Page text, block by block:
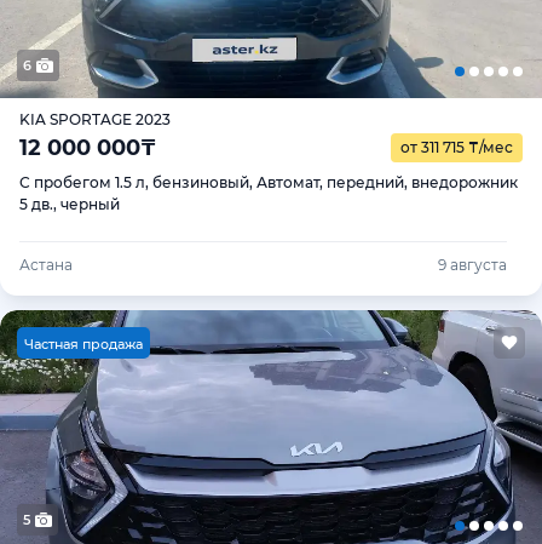
6
KIA SPORTAGE 2023
12 000 000₸ от 311 715 ₸/мес
С пробегом 1.5 л, бензиновый, Автомат, передний, внедорожник
5 дв., черный
Астана 9 августа
Частная продажа
5